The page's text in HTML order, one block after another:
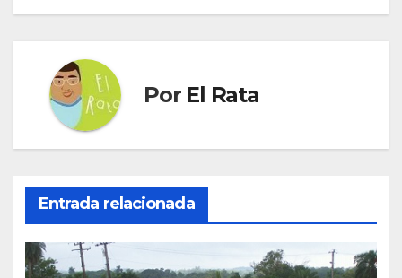
Por El Rata
Entrada relacionada